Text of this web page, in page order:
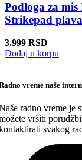
Podloga za
Strikepad plava
3.999 RSD
Dodaj u korpu
vreme naše
radno vreme je
vršiti
svakog